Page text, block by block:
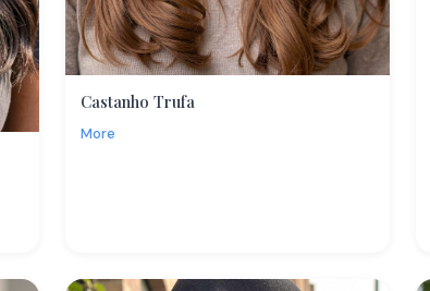
Castanho Trufa
More